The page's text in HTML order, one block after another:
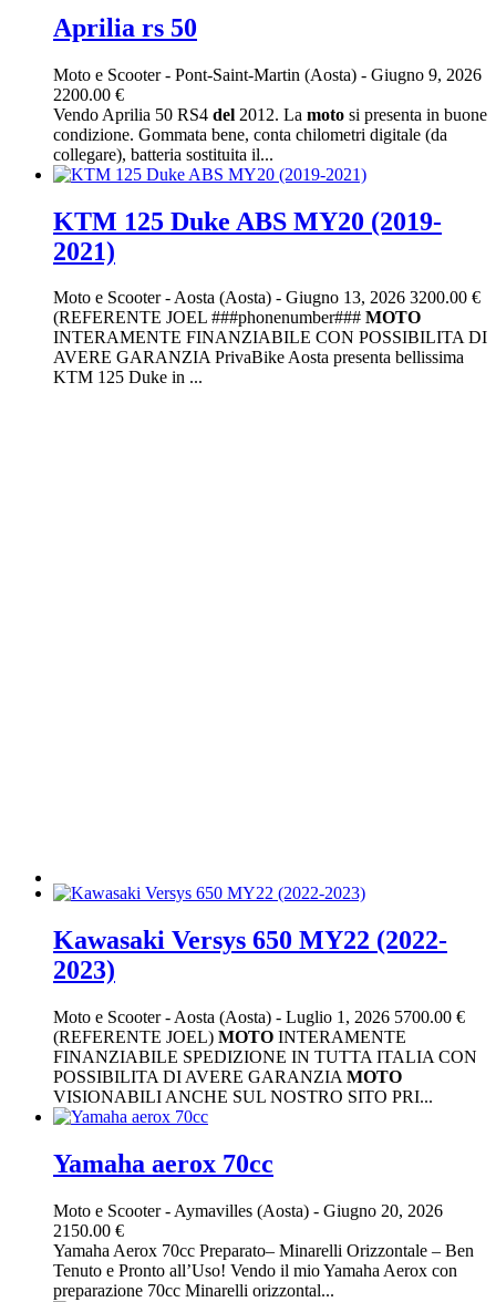
Aprilia rs 50
Moto e Scooter- Pont-Saint-Martin (Aosta) - Giugno 9, 2026
2200.00 €
Vendo Aprilia 50 RS4 del 2012. La moto si presenta in buone
condizione. Gommata bene, conta chilometri digitale (da
collegare), batteria sostituita il...
KTM 125 Duke ABS MY20 (2019-
2021)
Moto e Scooter-Aosta (Aosta) - Giugno 13, 2026 3200.00 €
(REFERENTE JOEL ###phonenumber### MOTO
INTERAMENTE FINANZIABILE CON POSSIBILITA DI
AVERE GARANZIA PrivaBike Aosta presenta bellissima
KTM 125 Duke in ...
Kawasaki Versys 650 MY22 (2022-
2023)
Moto e Scooter- Aosta (Aosta) - Luglio 1, 2026 5700.00 €
(REFERENTE JOEL) MOTO INTERAMENTE
FINANZIABILE SPEDIZIONE IN TUTTA ITALIA CON
POSSIBILITA DI AVERE GARANZIA MOTO
VISIONABILI ANCHE SUL NOSTRO SITO PRI...
Yamaha aerox 70cc
Moto e Scooter- Aymavilles (Aosta) - Giugno 20, 2026
2150.00 €
Yamaha Aerox 70cc Preparato– Minarelli Orizzontale – Ben
Tenuto e Pronto all’Uso! Vendo il mio Yamaha Aerox con
preparazione 70cc Minarelli orizzontal...